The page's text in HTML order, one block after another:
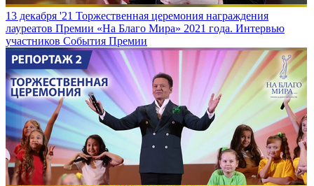
13 декабря '21 Торжественная церемония награждения
лауреатов Премии «На Благо Мира» 2021 года. Интервью
участников События Премии